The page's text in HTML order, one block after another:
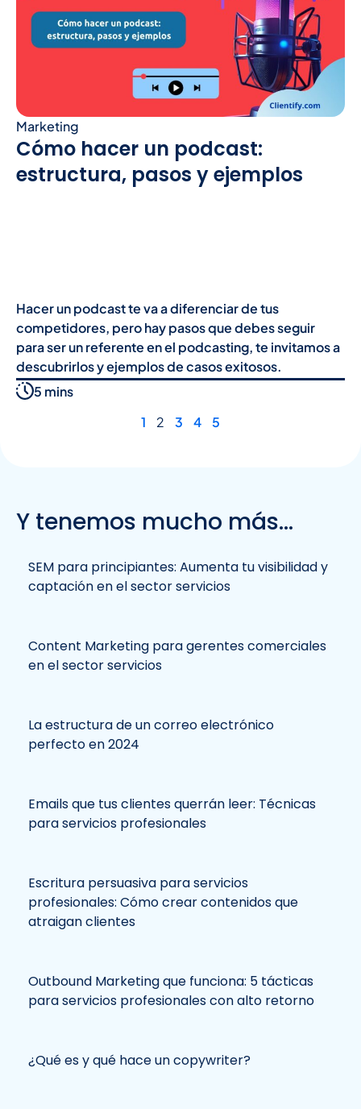
Marketing
Cómo hacer un podcast:
estructura, pasos y ejemplos
Hacer un podcast te va a diferenciar de tus
competidores, pero hay pasos que debes seguir
para ser un referente en el podcasting, te invitamos a
descubrirlos y ejemplos de casos exitosos.
5 mins
1
2 3 4 5
Y tenemos mucho más...
SEM para principiantes: Aumenta tu visibilidad y
captación en el sector servicios
Content Marketing para gerentes comerciales
en el sector servicios
La estructura de un correo electrónico
perfecto en 2024
Emails que tus clientes querrán leer: Técnicas
para servicios profesionales
Escritura persuasiva para servicios
profesionales: Cómo crear contenidos que
atraigan clientes
Outbound Marketing que funciona: 5 tácticas
para servicios profesionales con alto retorno
¿Qué es y qué hace un copywriter?